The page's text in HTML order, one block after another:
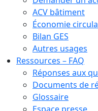
ACV bâtiment
Économie
Bilan GES
Autres usages
Ressources – FAQ
Réponses aux
Documents de
Glossaire